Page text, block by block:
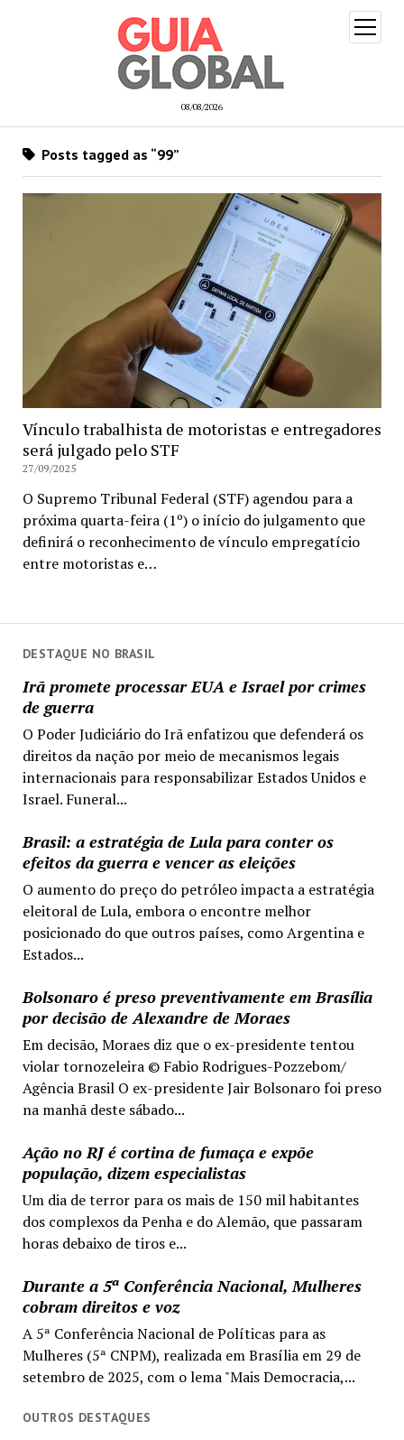
08/08/2026
open
menu
DESTAQUE NO BRASIL
Irã promete processar EUA e Israel por crimes
de guerra
O Poder Judiciário do Irã enfatizou que defenderá os
direitos da nação por meio de mecanismos legais
internacionais para responsabilizar Estados Unidos e
Israel. Funeral...
Brasil: a estratégia de Lula para conter os
efeitos da guerra e vencer as eleições
O aumento do preço do petróleo impacta a estratégia
eleitoral de Lula, embora o encontre melhor
posicionado do que outros países, como Argentina e
Estados...
Bolsonaro é preso preventivamente em Brasília
por decisão de Alexandre de Moraes
Em decisão, Moraes diz que o ex-presidente tentou
violar tornozeleira © Fabio Rodrigues-Pozzebom/
Agência Brasil O ex-presidente Jair Bolsonaro foi preso
na manhã deste sábado...
Ação no RJ é cortina de fumaça e expõe
população, dizem especialistas
Um dia de terror para os mais de 150 mil habitantes
dos complexos da Penha e do Alemão, que passaram
horas debaixo de tiros e...
Durante a 5ª Conferência Nacional, Mulheres
cobram direitos e voz
A 5ª Conferência Nacional de Políticas para as
Mulheres (5ª CNPM), realizada em Brasília em 29 de
setembro de 2025, com o lema "Mais Democracia,...
OUTROS DESTAQUES
Posts tagged as “99”
Vínculo trabalhista de motoristas e entregadores
será julgado pelo STF
27/09/2025
O Supremo Tribunal Federal (STF) agendou para a
próxima quarta-feira (1º) o início do julgamento que
definirá o reconhecimento de vínculo empregatício
entre motoristas e…